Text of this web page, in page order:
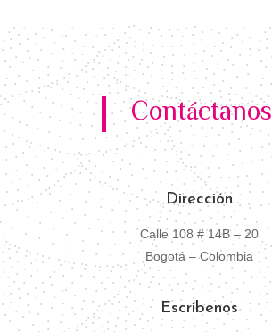
Contáctanos
Dirección
Calle 108 # 14B – 20
Bogotá – Colombia
Escríbenos